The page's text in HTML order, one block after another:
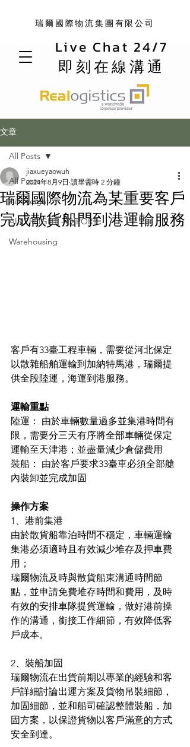
Live Chat 24/7
即刻在線溝通
瑞爾國際物流集團有限公司
文章
All Posts
Air Freight
AIR FREIGHT - EXPORT
Warehousing
All Posts
瑞爾國際物流為某重要客戶
完成散貨船門到港運輸服務
jiaxueyaowuh
2024年8月9日 讀畢需時 2 分鐘
客戶有33臺工程車輛，需要從河北保定
以散雜船舶運輸到加納特馬港，瑞爾提
供全段陸運，海運到港服務。
運輸重點
陸運： 由於車輛數量過多並集港時間有
限，需要分三天有序將全部車輛從保定
運輸至天津港；並盡量減少倉儲費用
裝船： 由於客戶要求33臺車必須全部艙
內裝卸並完成加固
操作方案
1、港前集港
由於散貨船靠泊時間不穩定，車輛運輸
集港必須適時且有效減少堆存及押車費
用；
瑞爾物流及時與散貨船東溝通時間節
點，並申請免費堆存時間和費用，及時
有效的安排車隊提貨運輸，做好港前操
作的溝通，銜接工作細節，有效降低客
戶成本。
2、裝船加固
瑞爾物流在出貨前期以專業的經驗和客
戶詳細討論出運方案及貨物吊裝細節，
加固細節，並和船司確認整體裝船，加
固方案，以保證貨物以客戶滿意的方式
安全到達。